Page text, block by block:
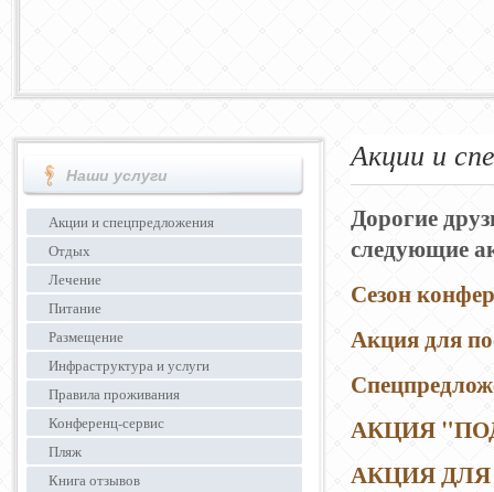
Акции и
Дорогие
следующие
Сезон
Акция для
АКЦИЯ
АКЦИЯ ДЛЯ
Наши услуги
Акции и спецпредложения
Отдых
Лечение
Питание
Размещение
Инфраструктура и услуги
Правила проживания
Конференц-сервис
Пляж
Книга отзывов